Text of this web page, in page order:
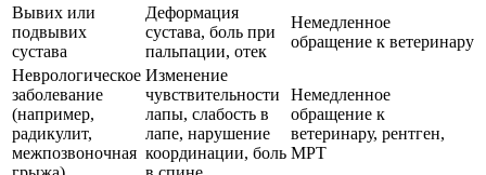
Вывих или
подвывих
сустава
Деформация
сустава, боль при
пальпации, отек
Немедленное
обращение к ветеринару
Неврологическое
заболевание
(например,
радикулит,
межпозвоночная
Изменение
чувствительности
лапы, слабость в
лапе, нарушение
координации, боль
Немедленное
обращение к
ветеринару, рентген,
МРТ